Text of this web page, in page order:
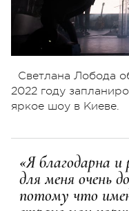
Светлана Лобода
2022 году
яркое шоу в Киеве.
«Я благодарна
для меня очень
потому что